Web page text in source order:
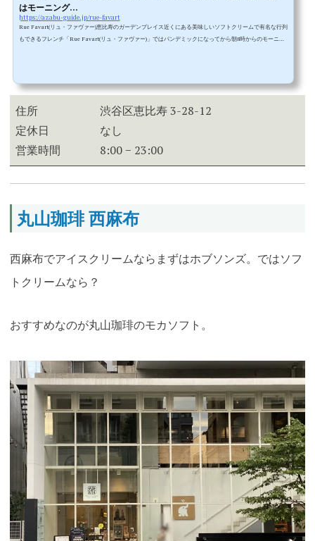
はモーニング...
https://azabu-guide.jp/rue-favart
Rue Favart(リュ・ファヴァー)恵比寿のガーデンプレイス近くにある美味しいソフトクリームで有名な行列
もできるフレンチ「Rue Favart(リュ・ファヴァー)」ではパンデミックになってから朝8時からのモーニン
らは遠いので隠れ...
住所
定休日
営業時間
渋谷区恵比寿 3-28-12
なし
8:00 − 23:00
丸山珈琲 西麻布
西麻布でアイスクリームならまずはホブソンズ。ではソフ
トクリームなら？
おすすめなのが丸山珈琲のモカソフト 。